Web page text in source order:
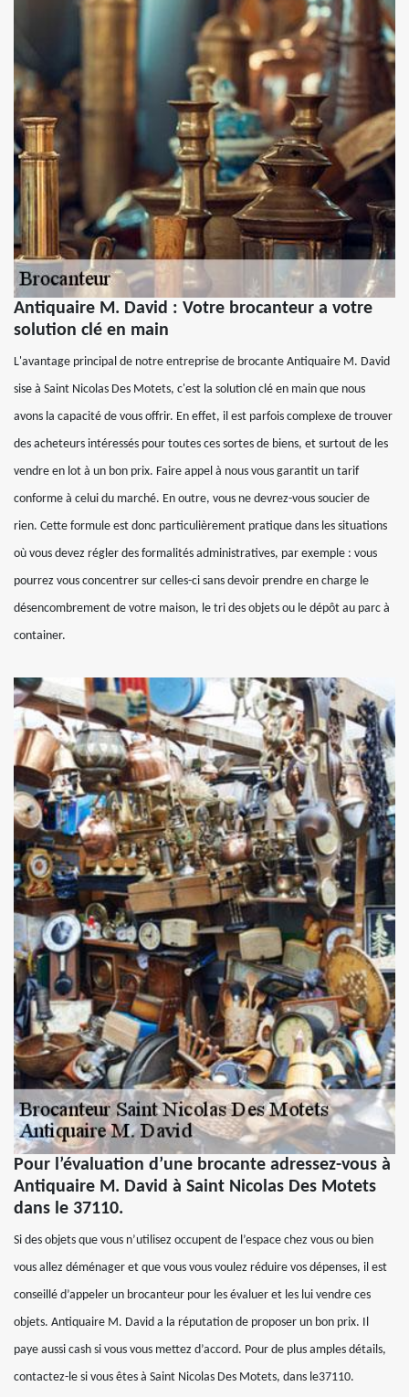
Antiquaire M. David : Votre brocanteur a votre
solution clé en main
L'avantage principal de notre entreprise de brocante Antiquaire M. David
sise à Saint Nicolas Des Motets, c'est la solution clé en main que nous
avons la capacité de vous offrir. En effet, il est parfois complexe de trouver
des acheteurs intéressés pour toutes ces sortes de biens, et surtout de les
vendre en lot à un bon prix. Faire appel à nous vous garantit un tarif
conforme à celui du marché. En outre, vous ne devrez-vous soucier de
rien. Cette formule est donc particulièrement pratique dans les situations
où vous devez régler des formalités administratives, par exemple : vous
pourrez vous concentrer sur celles-ci sans devoir prendre en charge le
désencombrement de votre maison, le tri des objets ou le dépôt au parc à
container.
Pour l’évaluation d’une brocante adressez-vous à
Antiquaire M. David à Saint Nicolas Des Motets
dans le 37110.
Si des objets que vous n’utilisez occupent de l’espace chez vous ou bien
vous allez déménager et que vous vous voulez réduire vos dépenses, il est
conseillé d’appeler un brocanteur pour les évaluer et les lui vendre ces
objets. Antiquaire M. David a la réputation de proposer un bon prix. Il
paye aussi cash si vous vous mettez d’accord. Pour de plus amples détails,
contactez-le si vous êtes à Saint Nicolas Des Motets, dans le37110.